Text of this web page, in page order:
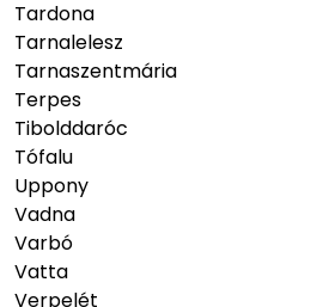
Tardona
Tarnalelesz
Tarnaszentmária
Terpes
Tibolddaróc
Tófalu
Uppony
Vadna
Varbó
Vatta
Verpelét